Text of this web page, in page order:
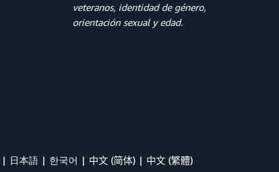
veteranos, identidad de género,
orientación sexual y edad.
日本語 한국어 中文 (简体) 中文 (繁體)